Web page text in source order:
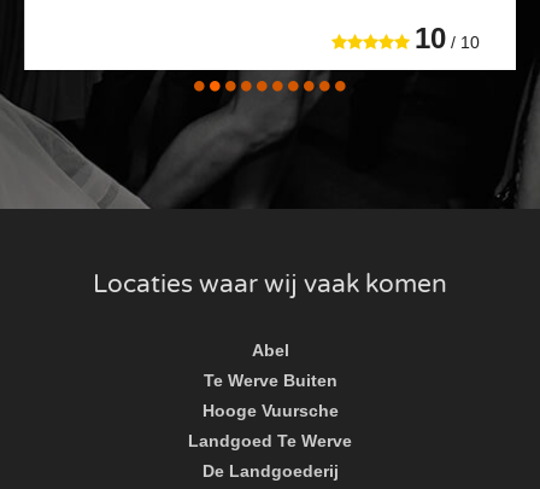
10 / 10
Locaties waar wij vaak komen
Abel
Te Werve Buiten
Hooge Vuursche
Landgoed Te Werve
De Landgoederij